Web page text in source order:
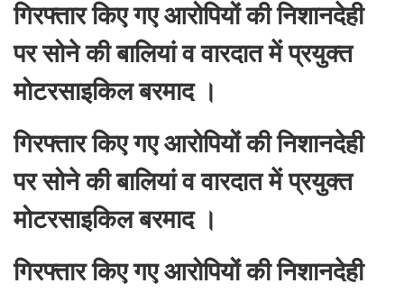
गिरफ्तार किए गए आरोपियों की निशानदेही
पर सोने की बालियां व वारदात में प्रयुक्त
मोटरसाइकिल बरमाद ।
गिरफ्तार किए गए आरोपियों की निशानदेही
पर सोने की बालियां व वारदात में प्रयुक्त
मोटरसाइकिल बरमाद ।
गिरफ्तार किए गए आरोपियों की निशानदेही